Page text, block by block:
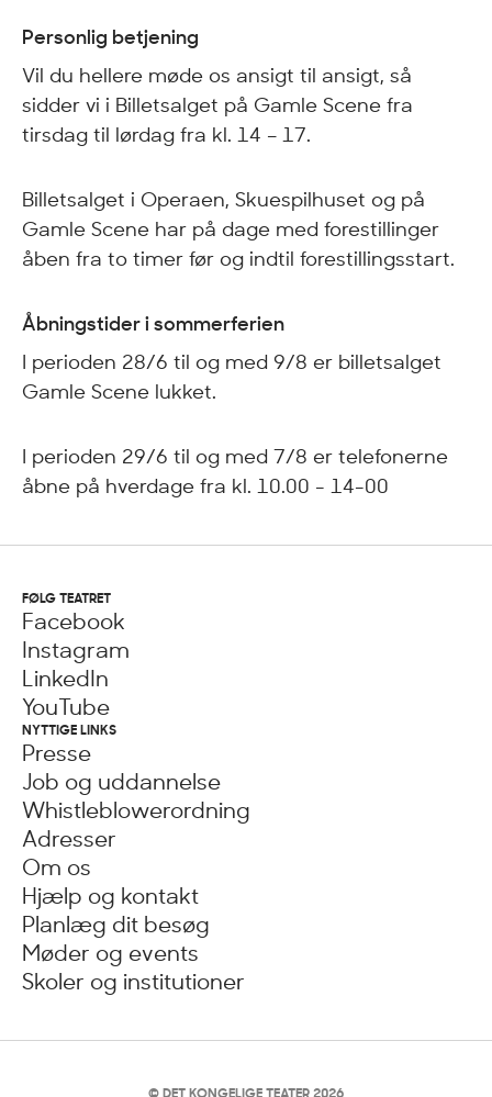
© DET KONGELIGE TEATER 2026
Personlig betjening
Vil du hellere møde os ansigt til ansigt, så
sidder vi i Billetsalget på Gamle Scene fra
tirsdag til lørdag fra kl. 14 – 17.
Billetsalget i Operaen, Skuespilhuset og på
Gamle Scene har på dage med forestillinger
åben fra to timer før og indtil forestillingsstart.
Åbningstider i sommerferien
I perioden 28/6 til og med 9/8 er billetsalget
Gamle Scene lukket.
I perioden 29/6 til og med 7/8 er telefonerne
åbne på hverdage fra kl. 10.00 - 14-00
NYTTIGE LINKS
Presse
Job og uddannelse
Whistleblowerordning
Adresser
Om os
Hjælp og kontakt
Planlæg dit besøg
Møder og events
Skoler og institutioner
FØLG TEATRET
Facebook
Instagram
LinkedIn
YouTube